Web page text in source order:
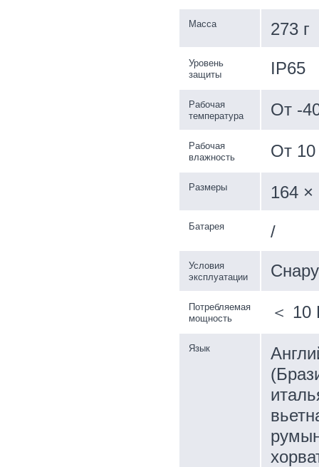
Масса 273 г
Уровень
защиты
IP65
Рабочая
температура
От -
Рабочая
влажность
От 10
Размеры 164
Батарея /
Условия
эксплуатации
Потребляемая
мощность
＜ 10
Язык